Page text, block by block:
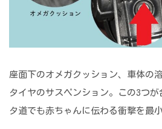
座面下のオメガクッション、車体の
タイヤのサスペンション。この3つ
タ道でも赤ちゃんに伝わる衝撃を最